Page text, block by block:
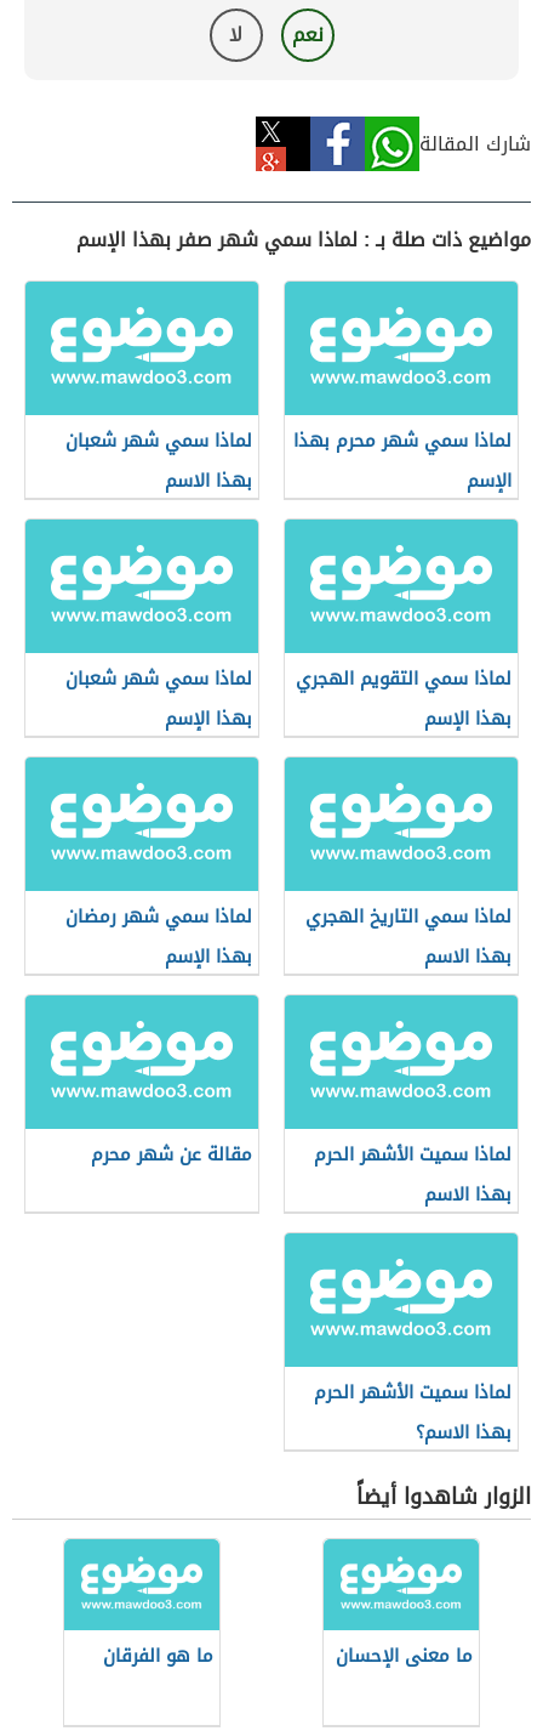
نعم لا
شارك المقالة
مواضيع ذات صلة بـ : لماذا سمي شهر صفر بهذا الإسم
لماذا سمي شهر محرم بهذا
الإسم
لماذا سمي شهر شعبان
بهذا الاسم
لماذا سمي التقويم الهجري
بهذا الإسم
لماذا سمي شهر شعبان
بهذا الإسم
لماذا سمي التاريخ الهجري
بهذا الاسم
لماذا سمي شهر رمضان
بهذا الإسم
لماذا سميت الأشهر الحرم
بهذا الاسم
مقالة عن شهر محرم
لماذا سميت الأشهر الحرم
بهذا الاسم؟
الزوار شاهدوا أيضاً
ما معنى الإحسان ما هو الفرقان